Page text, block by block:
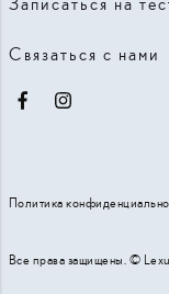
Связаться с нами
Facebook
Все права защищены. ©
Политика